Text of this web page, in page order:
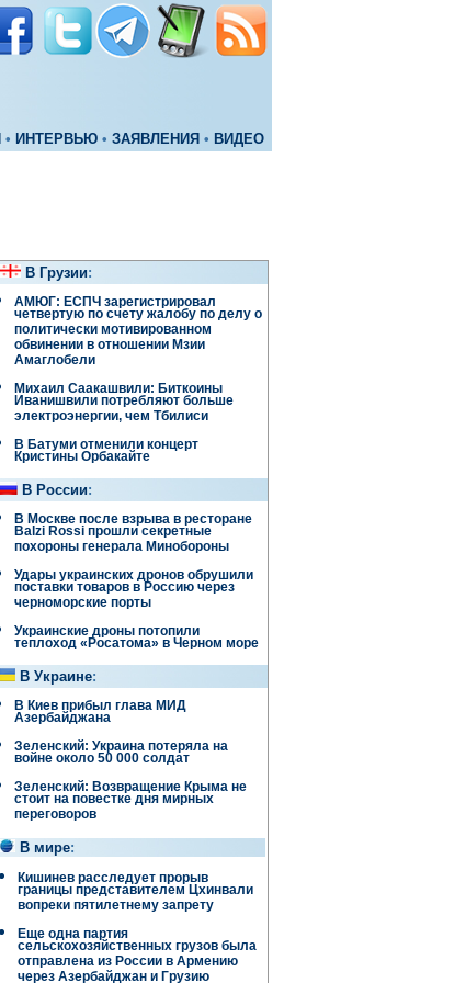
• ИНТЕРВЬЮ • ЗАЯВЛЕНИЯ • ВИДЕО
В Грузии:
АМЮГ: ЕСПЧ зарегистрировал
четвертую по счету жалобу по делу о
политически мотивированном
обвинении в отношении Мзии
Амаглобели
Михаил Саакашвили: Биткоины
Иванишвили потребляют больше
электроэнергии, чем Тбилиси
В Батуми отменили концерт
Кристины Орбакайте
В России:
В Москве после взрыва в ресторане
Balzi Rossi прошли секретные
похороны генерала Минобороны
Удары украинских дронов обрушили
поставки товаров в Россию через
черноморские порты
Украинские дроны потопили
теплоход «Росатома» в Черном море
В Украине:
В Киев прибыл глава МИД
Азербайджана
Зеленский: Украина потеряла на
войне около 50 000 солдат
Зеленский: Возвращение Крыма не
стоит на повестке дня мирных
переговоров
В мире:
Кишинев расследует прорыв
границы представителем Цхинвали
вопреки пятилетнему запрету
Еще одна партия
сельскохозяйственных грузов была
отправлена ​​из России в Армению